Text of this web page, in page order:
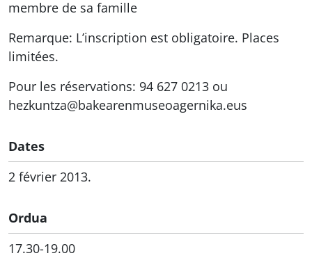
membre de sa famille
Remarque: L’inscription est obligatoire. Places
limitées.
Pour les réservations: 94 627 0213 ou
hezkuntza@bakearenmuseoagernika.eus
Dates
2 février 2013.
Ordua
17.30-19.00